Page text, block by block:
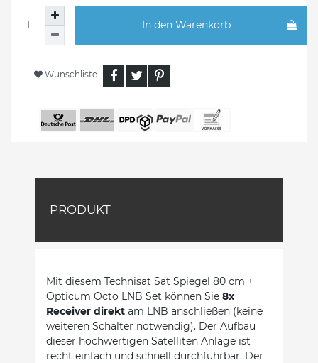
In den Warenkorb
Wunschliste
PRODUKT
Mit diesem Technisat Sat Spiegel 80 cm +
Opticum Octo LNB Set können Sie 8x
Receiver direkt am LNB anschließen (keine
weiteren Schalter notwendig). Der Aufbau
dieser hochwertigen Satelliten Anlage ist
recht einfach und schnell durchführbar. Der